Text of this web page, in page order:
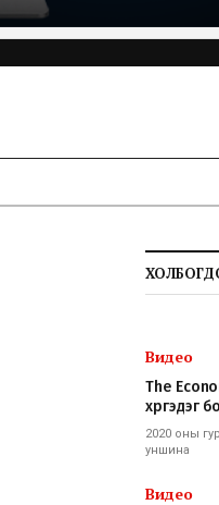
Видео
The
хүргэдэг
2020 оны
уншина
Видео